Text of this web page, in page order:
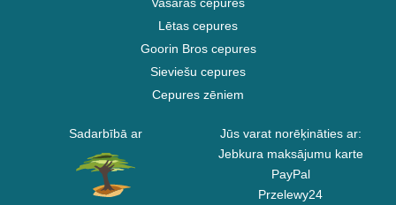
Vasaras cepures
Lētas cepures
Goorin Bros cepures
Sieviešu cepures
Cepures zēniem
Sadarbībā ar
Jūs varat norēķināties ar:
Jebkura maksājumu karte
PayPal
Przelewy24